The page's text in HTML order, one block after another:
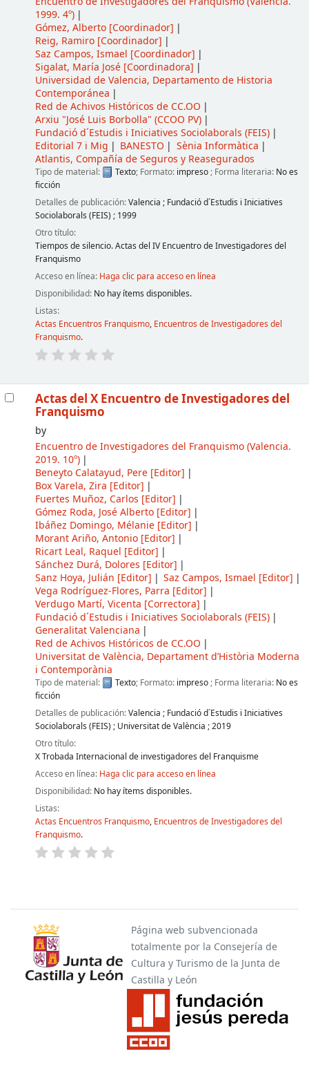
1999. 4º)
Gómez, Alberto[Coordinador]
Reig, Ramiro[Coordinador]
Saz Campos, Ismael [Coordinador]
Sigalat, María José[Coordinadora]
Universidad de Valencia, Departamento de Historia
Contemporánea
Red de Achivos Históricos de CC.OO
Arxiu "José Luis Borbolla" (CCOO PV)
Fundació d´Estudis i Iniciatives Sociolaborals (FEIS)
Editorial 7 i Mig
BANESTO
Sènia Informàtica
Atlantis, Compañía de Seguros y Reasegurados
Tipo de material: Texto; Formato: impreso ; Forma literaria: No es
ficción
Detalles de publicación:Valencia ; Fundació d´Estudis i Iniciatives
Sociolaborals (FEIS) ; 1999
Otro título:
Tiempos de silencio. Actas del IV Encuentro de Investigadores del
Franquismo
Acceso en línea: Haga clic para acceso en línea
Disponibilidad: No hay ítems disponibles.
Listas:
Actas Encuentros Franquismo, Encuentros de Investigadores del
Franquismo.
Actas del X Encuentro de Investigadores del
Franquismo
by
Encuentro de Investigadores del Franquismo(Valencia.
2019. 10º)
Beneyto Calatayud, Pere[Editor]
Box Varela, Zira [Editor]
Fuertes Muñoz, Carlos [Editor]
Gómez Roda, José Alberto[Editor]
Ibáñez Domingo, Mélanie[Editor]
Morant Ariño, Antonio[Editor]
Ricart Leal, Raquel [Editor]
Sánchez Durá, Dolores [Editor]
Sanz Hoya, Julián [Editor] Saz Campos, Ismael [Editor]
Vega Rodríguez-Flores, Parra [Editor]
Verdugo Martí, Vicenta [Correctora]
Fundació d´Estudis i Iniciatives Sociolaborals (FEIS)
Generalitat Valenciana
Red de Achivos Históricos de CC.OO
Universitat de València, Departament d’Història Moderna
i Contemporània
Tipo de material: Texto; Formato: impreso ; Forma literaria: No es
ficción
Detalles de publicación:Valencia ; Fundació d´Estudis i Iniciatives
Sociolaborals (FEIS) ; Universitat de València ;2019
Otro título:
X Trobada Internacional de investigadores del Franquisme
Acceso en línea: Haga clic para acceso en línea
Disponibilidad: No hay ítems disponibles.
Listas:
Actas Encuentros Franquismo, Encuentros de Investigadores del
Franquismo.
Página web subvencionada
totalmente por la Consejería de
Cultura y Turismo de la Junta de
Castilla y León